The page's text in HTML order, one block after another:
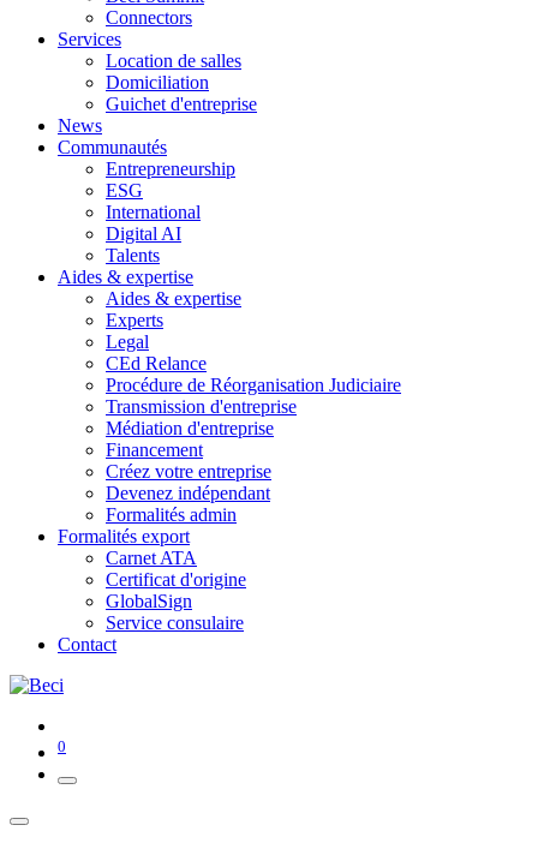
Connectors
Services
Location de salles
Domiciliation
Guichet d'entreprise
News
Communautés
Entrepreneurship
ESG
International
Digital AI
Talents
Aides & expertise
Aides & expertise
Experts
Legal
CEd Relance
Procédure de Réorganisation Judiciaire
Transmission d'entreprise
Médiation d'entreprise
Financement
Créez votre entreprise
Devenez indépendant
Formalités admin
Formalités export
Carnet ATA
Certificat d'origine
GlobalSign
Service consulaire
Contact
0